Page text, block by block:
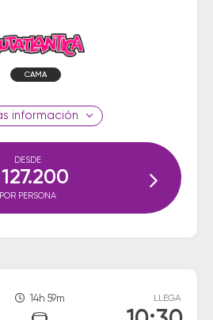
CAMA
información
DESDE
127.200
POR PERSONA
14h 59m LLEGA